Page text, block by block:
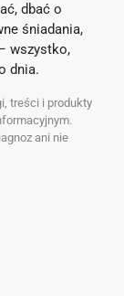
dbać o
śniadania,
wszystko,
dnia.
treści i produkty
ani nie